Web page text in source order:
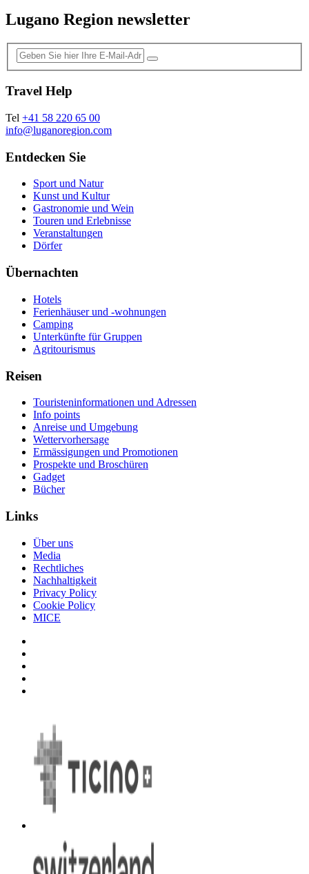
Lugano Region newsletter
Travel Help
Tel +41 58 220 65 00
info@luganoregion.com
Entdecken Sie
Sport und Natur
Kunst und Kultur
Gastronomie und Wein
Touren und Erlebnisse
Veranstaltungen
Dörfer
Übernachten
Hotels
Ferienhäuser und -wohnungen
Camping
Unterkünfte für Gruppen
Agritourismus
Reisen
Touristeninformationen und Adressen
Info points
Anreise und Umgebung
Wettervorhersage
Ermässigungen und Promotionen
Prospekte und Broschüren
Gadget
Bücher
Links
Über uns
Media
Rechtliches
Nachhaltigkeit
Privacy Policy
Cookie Policy
MICE